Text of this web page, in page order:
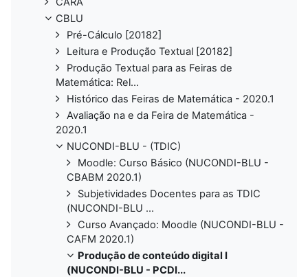
CBLU
Pré-Cálculo [20182]
Leitura e Produção Textual [20182]
Produção Textual para as Feiras de
Matemática: Rel...
Histórico das Feiras de Matemática - 2020.1
Avaliação na e da Feira de Matemática -
2020.1
NUCONDI-BLU - (TDIC)
Moodle: Curso Básico (NUCONDI-BLU -
CBABM 2020.1)
Subjetividades Docentes para as TDIC
(NUCONDI-BLU ...
Curso Avançado: Moodle (NUCONDI-BLU -
CAFM 2020.1)
Produção de conteúdo digital I
(NUCONDI-BLU - PCDI...